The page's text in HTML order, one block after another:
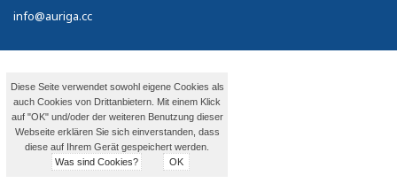
info@auriga.cc
Diese Seite verwendet sowohl eigene Cookies als
auch Cookies von Drittanbietern. Mit einem Klick
auf "OK" und/oder der weiteren Benutzung dieser
Webseite erklären Sie sich einverstanden, dass
diese auf Ihrem Gerät gespeichert werden.
Was sind Cookies?
OK